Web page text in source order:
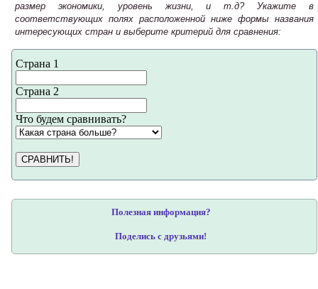
размер экономики, уровень жизни, и т.д? Укажите в
соответствующих полях расположенной ниже формы названия
интересующих стран и выберите критерий для сравнения:
Страна 1
Страна 2
Что будем сравнивать?
СРАВНИТЬ!
Полезная информация?
Поделись с друзьями!